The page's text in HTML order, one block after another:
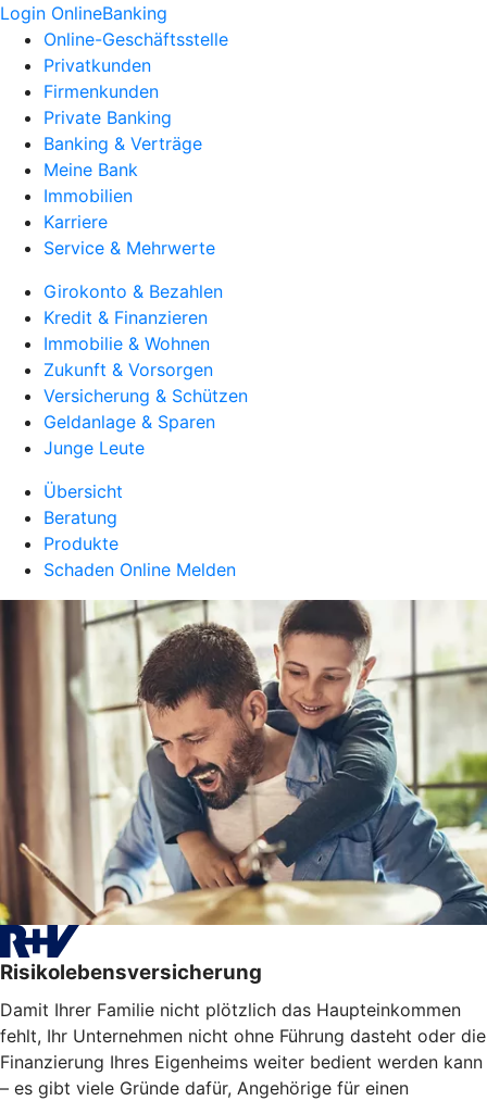
Login OnlineBanking
Online-Geschäftsstelle
Privatkunden
Firmenkunden
Private Banking
Banking & Verträge
Meine Bank
Immobilien
Karriere
Service & Mehrwerte
Girokonto & Bezahlen
Kredit & Finanzieren
Immobilie & Wohnen
Zukunft & Vorsorgen
Versicherung & Schützen
Geldanlage & Sparen
Junge Leute
Übersicht
Beratung
Produkte
Schaden Online Melden
Risikolebensversicherung
Damit Ihrer Familie nicht plötzlich das Haupteinkommen
fehlt, Ihr Unternehmen nicht ohne Führung dasteht oder die
Finanzierung Ihres Eigenheims weiter bedient werden kann
– es gibt viele Gründe dafür, Angehörige für einen